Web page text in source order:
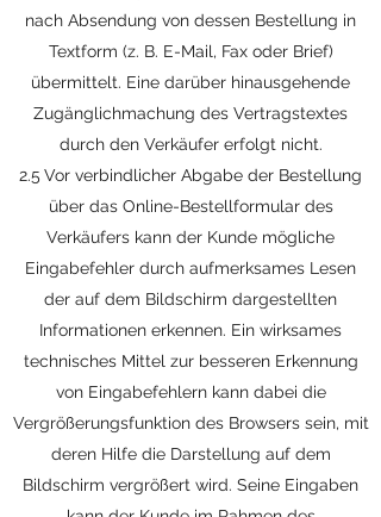
nach Absendung von dessen Bestellung in
Textform (z. B. E-Mail, Fax oder Brief)
übermittelt. Eine darüber hinausgehende
Zugänglichmachung des Vertragstextes
durch den Verkäufer erfolgt nicht.
2.5 Vor verbindlicher Abgabe der Bestellung
über das Online-Bestellformular des
Verkäufers kann der Kunde mögliche
Eingabefehler durch aufmerksames Lesen
der auf dem Bildschirm dargestellten
Informationen erkennen. Ein wirksames
technisches Mittel zur besseren Erkennung
von Eingabefehlern kann dabei die
Vergrößerungsfunktion des Browsers sein, mit
deren Hilfe die Darstellung auf dem
Bildschirm vergrößert wird. Seine Eingaben